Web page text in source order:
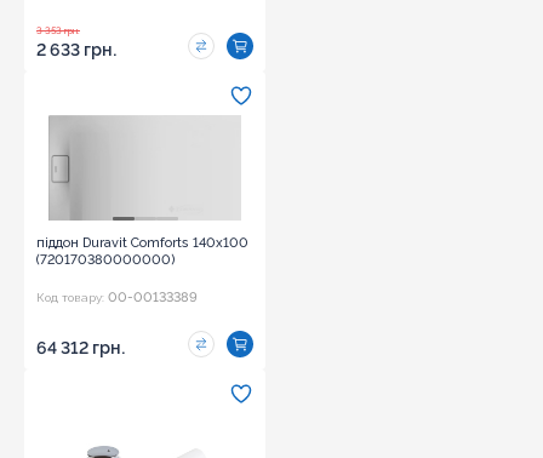
3 353 грн.
2 633 грн.
піддон Duravit Comforts 140x100
(720170380000000)
Код товару: 00-00133389
64 312 грн.